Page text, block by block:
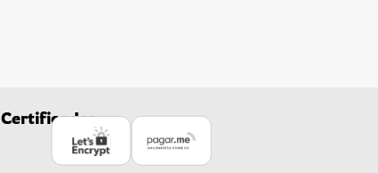
Certificados